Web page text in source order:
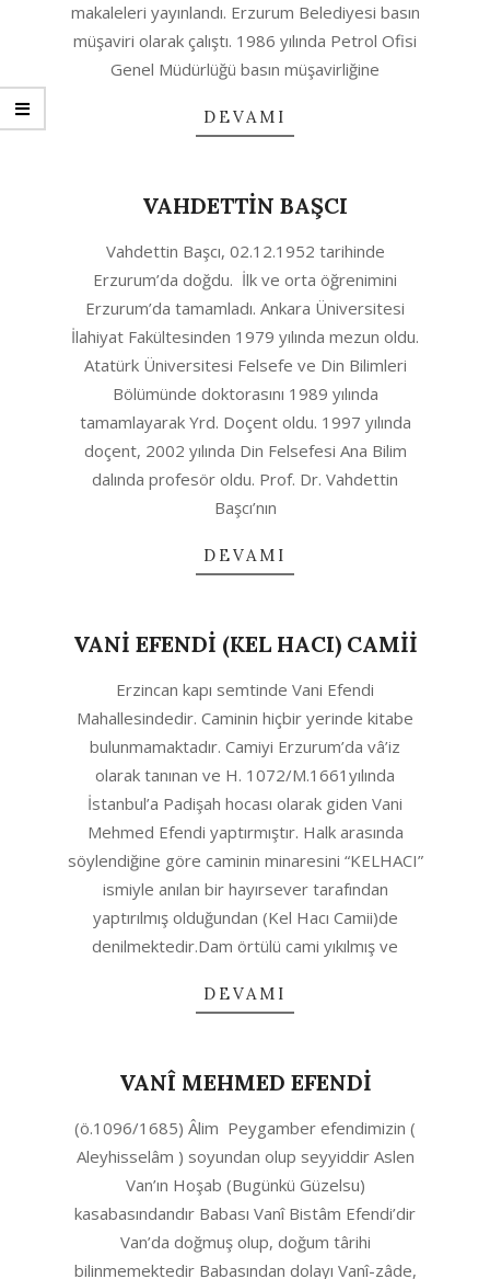
makaleleri yayınlandı. Erzurum Belediyesi basın
müşaviri olarak çalıştı. 1986 yılında Petrol Ofisi
Genel Müdürlüğü basın müşavirliğine
DEVAMI
VAHDETTİN BAŞCI
Vahdettin Başcı, 02.12.1952 tarihinde
Erzurum’da doğdu. İlk ve orta öğrenimini
Erzurum’da tamamladı. Ankara Üniversitesi
İlahiyat Fakültesinden 1979 yılında mezun oldu.
Atatürk Üniversitesi Felsefe ve Din Bilimleri
Bölümünde doktorasını 1989 yılında
tamamlayarak Yrd. Doçent oldu. 1997 yılında
doçent, 2002 yılında Din Felsefesi Ana Bilim
dalında profesör oldu. Prof. Dr. Vahdettin
Başcı’nın
DEVAMI
VANİ EFENDİ (KEL HACI) CAMİİ
29
Erzincan kapı semtinde Vani Efendi
Mahallesindedir. Caminin hiçbir yerinde kitabe
bulunmamaktadır. Camiyi Erzurum’da vâ’iz
olarak tanınan ve H. 1072/M.1661yılında
İstanbul’a Padişah hocası olarak giden Vani
Mehmed Efendi yaptırmıştır. Halk arasında
söylendiğine göre caminin minaresini “KELHACI”
ismiyle anılan bir hayırsever tarafından
yaptırılmış olduğundan (Kel Hacı Camii)de
denilmektedir.Dam örtülü cami yıkılmış ve
DEVAMI
VANÎ MEHMED EFENDİ
04-
30
(ö.1096/1685) Âlim Peygamber efendimizin (
Aleyhisselâm ) soyundan olup seyyiddir Aslen
Van’ın Hoşab (Bugünkü Güzelsu)
kasabasındandır Babası Vanî Bistâm Efendi’dir
Van’da doğmuş olup, doğum târihi
bilinmemektedir Babasından dolayı Vanî-zâde,